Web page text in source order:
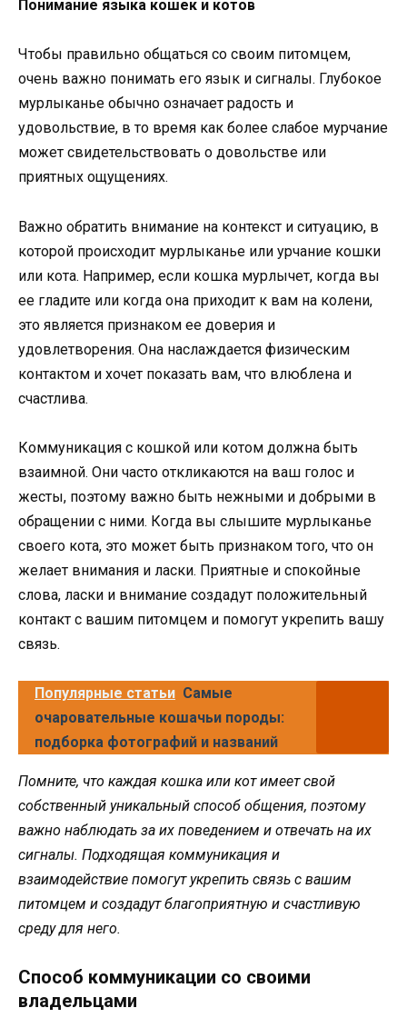
Понимание языка кошек и котов
Чтобы правильно общаться со своим питомцем,
очень важно понимать его язык и сигналы. Глубокое
мурлыканье обычно означает радость и
удовольствие, в то время как более слабое мурчание
может свидетельствовать о довольстве или
приятных ощущениях.
Важно обратить внимание на контекст и ситуацию, в
которой происходит мурлыканье или урчание кошки
или кота. Например, если кошка мурлычет, когда вы
ее гладите или когда она приходит к вам на колени,
это является признаком ее доверия и
удовлетворения. Она наслаждается физическим
контактом и хочет показать вам, что влюблена и
счастлива.
Коммуникация с кошкой или котом должна быть
взаимной. Они часто откликаются на ваш голос и
жесты, поэтому важно быть нежными и добрыми в
обращении с ними. Когда вы слышите мурлыканье
своего кота, это может быть признаком того, что он
желает внимания и ласки. Приятные и спокойные
слова, ласки и внимание создадут положительный
контакт с вашим питомцем и помогут укрепить вашу
связь.
Популярные статьи Самые
очаровательные кошачьи породы:
подборка фотографий и названий
Помните, что каждая кошка или кот имеет свой
собственный уникальный способ общения, поэтому
важно наблюдать за их поведением и отвечать на их
сигналы. Подходящая коммуникация и
взаимодействие помогут укрепить связь с вашим
питомцем и создадут благоприятную и счастливую
среду для него.
Способ коммуникации со своими
владельцами